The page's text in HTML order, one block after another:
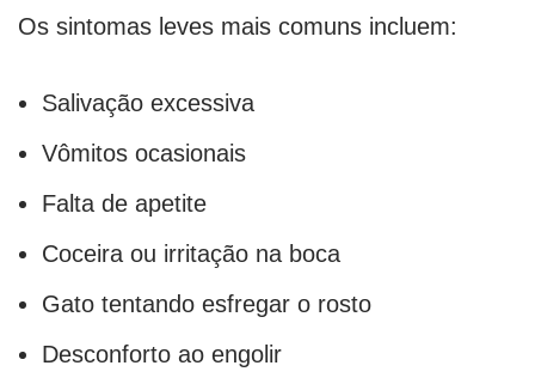
Os sintomas leves mais comuns incluem:
Salivação excessiva
Vômitos ocasionais
Falta de apetite
Coceira ou irritação na boca
Gato tentando esfregar o rosto
Desconforto ao engolir